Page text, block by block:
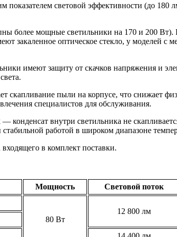
световой эффективности (до 180
более мощные светильники на 170 и 200 Вт).
закаленное оптическое стекло, у моделей
имеют защиту от скачков напряжения и
пыли на корпусе, что снижает
специалистов для обслуживания.
внутри светильника не
работой в широком диапазоне
в комплект поставки.
Мощность Световой поток
80 Вт
12 800 лм